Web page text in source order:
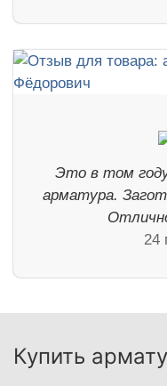
Это в том
арматура.
24
Купить